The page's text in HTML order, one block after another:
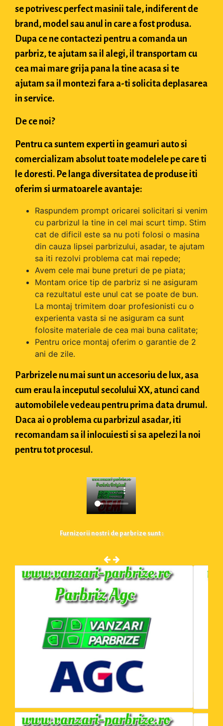
se potrivesc perfect masinii tale, indiferent de
brand, model sau anul in care a fost produsa.
Dupa ce ne contactezi pentru a comanda un
parbriz, te ajutam sa il alegi, il transportam cu
cea mai mare grija pana la tine acasa si te
ajutam sa il montezi fara a-ti solicita deplasarea
in service.
De ce noi?
Pentru ca suntem experti in geamuri auto si
comercializam absolut toate modelele pe care ti
le doresti. Pe langa diversitatea de produse iti
oferim si urmatoarele avantaje:
Raspundem prompt oricarei solicitari si venim
cu parbrizul la tine in cel mai scurt timp. Stim
cat de dificil este sa nu poti folosi o masina
din cauza lipsei parbrizului, asadar, te ajutam
sa iti rezolvi problema cat mai repede;
Avem cele mai bune preturi de pe piata;
Montam orice tip de parbriz si ne asiguram
ca rezultatul este unul cat se poate de bun.
La montaj trimitem doar profesionisti cu o
experienta vasta si ne asiguram ca sunt
folosite materiale de cea mai buna calitate;
Pentru orice montaj oferim o garantie de 2
ani de zile.
Parbrizele nu mai sunt un accesoriu de lux, asa
cum erau la inceputul secolului XX, atunci cand
automobilele vedeau pentru prima data drumul.
Daca ai o problema cu parbrizul asadar, iti
recomandam sa il inlocuiesti si sa apelezi la noi
pentru tot procesul.
Furnizorii nostri de parbrize sunt :